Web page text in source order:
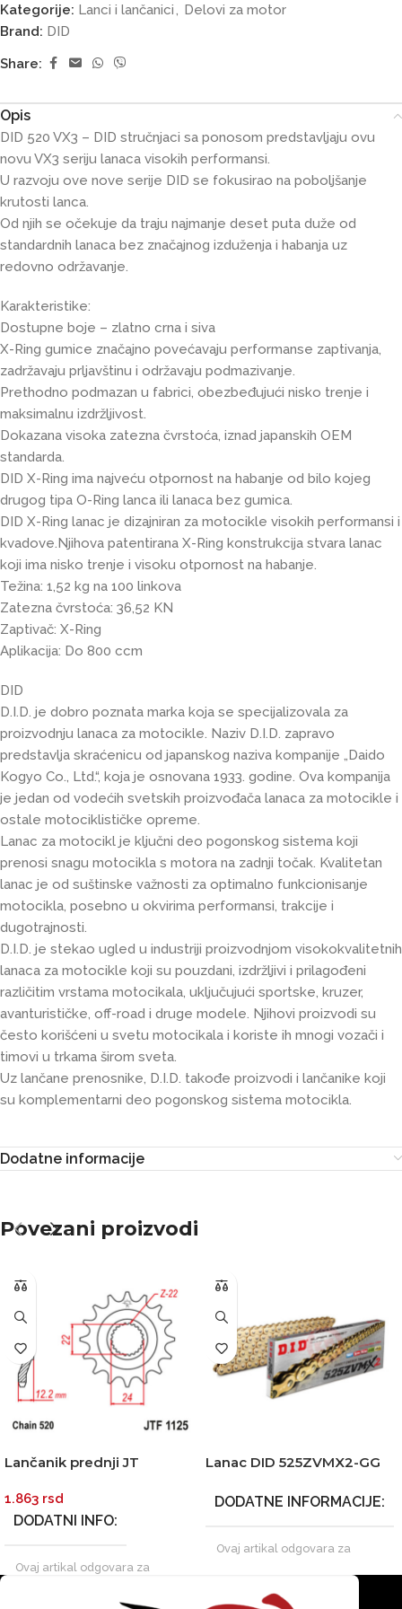
Kategorije: Lanci i lančanici, Delovi za motor
Brand: DID
Share:
Opis
DID 520 VX3 – DID stručnjaci sa ponosom predstavljaju ovu
novu VX3 seriju lanaca visokih performansi.
U razvoju ove nove serije DID se fokusirao na poboljšanje
krutosti lanca.
Od njih se očekuje da traju najmanje deset puta duže od
standardnih lanaca bez značajnog izduženja i habanja uz
redovno održavanje.
Karakteristike:
Dostupne boje – zlatno crna i siva
X-Ring gumice značajno povećavaju performanse zaptivanja,
zadržavaju prljavštinu i održavaju podmazivanje.
Prethodno podmazan u fabrici, obezbeđujući nisko trenje i
maksimalnu izdržljivost.
Dokazana visoka zatezna čvrstoća, iznad japanskih OEM
standarda.
DID X-Ring ima najveću otpornost na habanje od bilo kojeg
drugog tipa O-Ring lanca ili lanaca bez gumica.
DID X-Ring lanac je dizajniran za motocikle visokih performansi i
kvadove.Njihova patentirana X-Ring konstrukcija stvara lanac
koji ima nisko trenje i visoku otpornost na habanje.
Težina: 1,52 kg na 100 linkova
Zatezna čvrstoća: 36,52 KN
Zaptivač: X-Ring
Aplikacija: Do 800 ccm
DID
D.I.D. je dobro poznata marka koja se specijalizovala za
proizvodnju lanaca za motocikle. Naziv D.I.D. zapravo
predstavlja skraćenicu od japanskog naziva kompanije „Daido
Kogyo Co., Ltd.“, koja je osnovana 1933. godine. Ova kompanija
je jedan od vodećih svetskih proizvođača lanaca za motocikle i
ostale motociklističke opreme.
Lanac za motocikl je ključni deo pogonskog sistema koji
prenosi snagu motocikla s motora na zadnji točak. Kvalitetan
lanac je od suštinske važnosti za optimalno funkcionisanje
motocikla, posebno u okvirima performansi, trakcije i
dugotrajnosti.
D.I.D. je stekao ugled u industriji proizvodnjom visokokvalitetnih
lanaca za motocikle koji su pouzdani, izdržljivi i prilagođeni
različitim vrstama motocikala, uključujući sportske, kruzer,
avanturističke, off-road i druge modele. Njihovi proizvodi su
često korišćeni u svetu motocikala i koriste ih mnogi vozači i
timovi u trkama širom sveta.
Uz lančane prenosnike, D.I.D. takođe proizvodi i lančanike koji
su komplementarni deo pogonskog sistema motocikla.
Dodatne informacije
Povezani proizvodi
Lančanik prednji JT
17 zuba
1.863 rsd
DODATNI INFO
Ovaj artikal odgovara za
Lanac DID 525ZVMX2-GG
street X-Ring
DODATNE INFORMACIJE
Ovaj artikal odgovara za
Model Godina proizvodnje
CBR 600F1-F5 2001 CBR 600